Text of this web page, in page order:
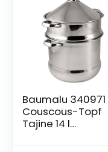
Baumalu 340971
Couscous-Topf
Tajine 14 l